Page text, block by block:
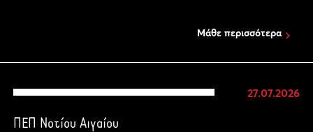
Μάθε περισσότερα
27.07.2026
ΠΕΠ Νοτίου Αιγαίου